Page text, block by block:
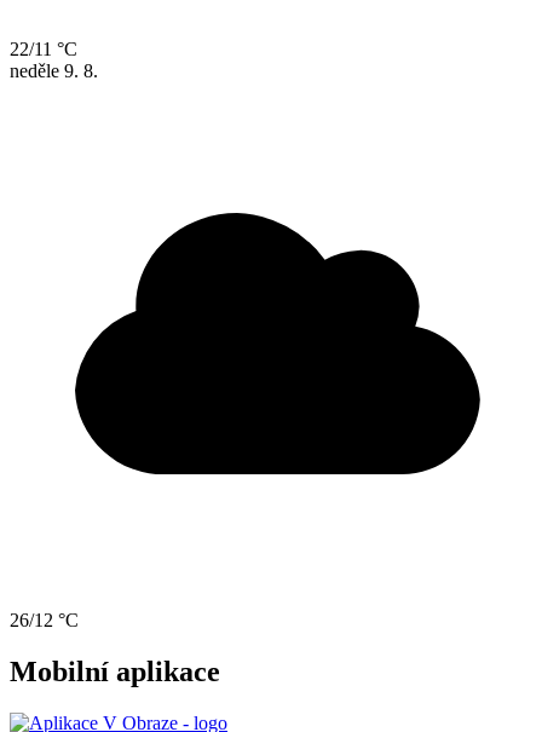
22/11 °C
neděle 9. 8.
26/12 °C
Mobilní aplikace